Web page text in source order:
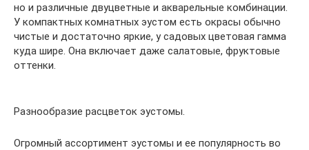
но и различные двуцветные и акварельные комбинации.
У компактных комнатных эустом есть окрасы обычно
чистые и достаточно яркие, у садовых цветовая гамма
куда шире. Она включает даже салатовые, фруктовые
оттенки.
Разнообразие расцветок эустомы.
Огромный ассортимент эустомы и ее популярность во